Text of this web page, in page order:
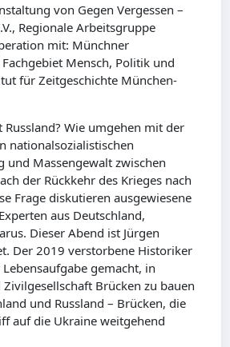
von Gegen Vergessen –
Regionale Arbeitsgruppe
mit: Münchner
Mensch, Politik und
für Zeitgeschichte München-
Wie umgehen mit der
nationalsozialistischen
und Massengewalt zwischen
der Rückkehr des Krieges nach
Frage diskutieren ausgewiesene
aus Deutschland,
Dieser Abend ist Jürgen
Der 2019 verstorbene Historiker
gemacht, in
Brücken zu bauen
und Russland – Brücken, die
auf die Ukraine weitgehend